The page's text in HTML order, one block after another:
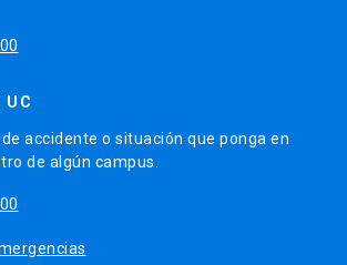
UC
accidente o situación que ponga en
de algún campus.